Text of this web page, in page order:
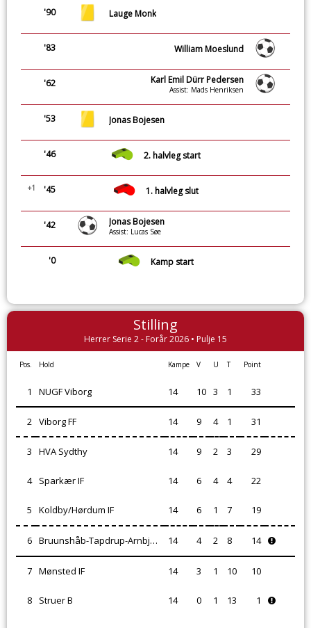
'90 Lauge Monk
'83 William Moeslund
'62 Karl Emil Dürr Pedersen
Assist: Mads Henriksen
'53 Jonas Bojesen
'46 2. halvleg start
'45
+1 1. halvleg slut
'42 Jonas Bojesen
Assist: Lucas Søe
'0 Kamp start
Stilling
Herrer Serie 2 - Forår 2026 • Pulje 15
Pos. Hold Kampe V U T Point
1 NUGF Viborg 14 10 3 1 33
2 Viborg FF 14 9 4 1 31
3 HVA Sydthy 14 9 2 3 29
4 Sparkær IF 14 6 4 4 22
5 Koldby/Hørdum IF 14 6 1 7 19
6 Bruunshåb-Tapdrup-Arnbjerg IF 14 4 2 8 14
7 Mønsted IF 14 3 1 10 10
8 Struer B 14 0 1 13 1